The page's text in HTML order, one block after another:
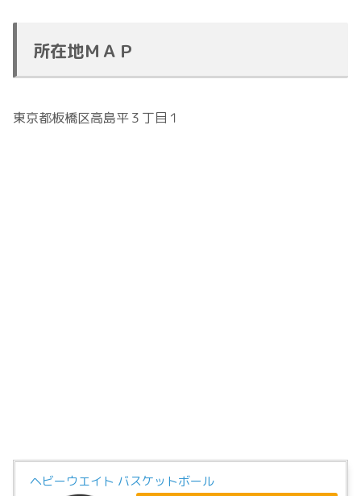
所在地ＭＡＰ
東京都板橋区高島平３丁目１
ヘビーウエイト バスケットボール